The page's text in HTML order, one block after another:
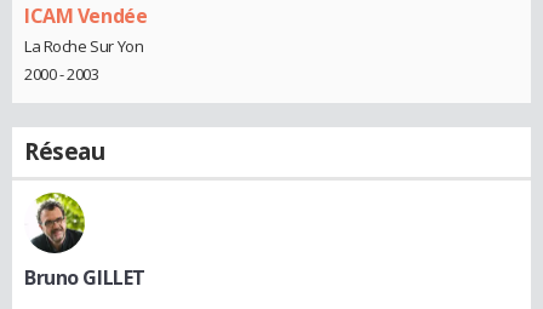
ICAM Vendée
La Roche Sur Yon
2000 - 2003
Réseau
Bruno GILLET